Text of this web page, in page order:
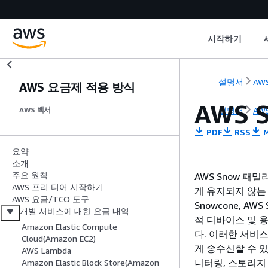
시작하기
AWS 요금제 적용 방식
AWS 백서
요약
소개
주요 원칙
AWS 프리 티어 시작하기
AWS 요금/TCO 도구
개별 서비스에 대한 요금 내역
Amazon Elastic Compute
Cloud(Amazon EC2)
AWS Lambda
Amazon Elastic Block Store(Amazon
설명서
설명서
AWS
PDF RSS
AWS Snow 패밀
게 유지되지 않
Snowcone,
적 디바이스 및
다. 이러한 서비
게 송수신할 수
니터링, 스토리